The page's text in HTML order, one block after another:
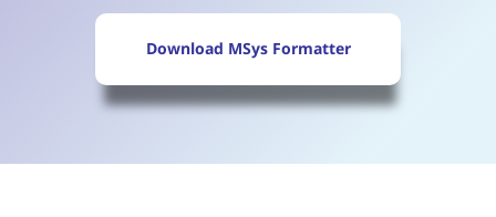
Download MSys Formatter